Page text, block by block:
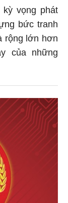
vọng phát
bức tranh
rộng lớn hơn
của những